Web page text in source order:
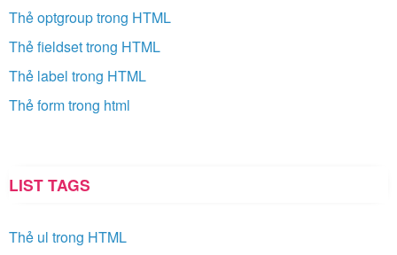
Thẻ optgroup trong HTML
Thẻ fieldset trong HTML
Thẻ label trong HTML
Thẻ form trong html
LIST TAGS
Thẻ ul trong HTML